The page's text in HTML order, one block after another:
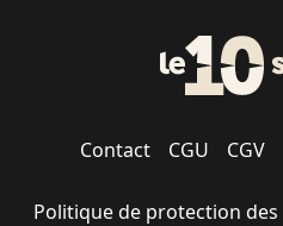
Contact CGU CGV
Politique de protection des